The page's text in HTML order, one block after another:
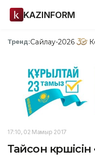
KAZINFORM
Тренд:Сайлау-2026
17:10, 02 Мамыр 2017
Тайсон